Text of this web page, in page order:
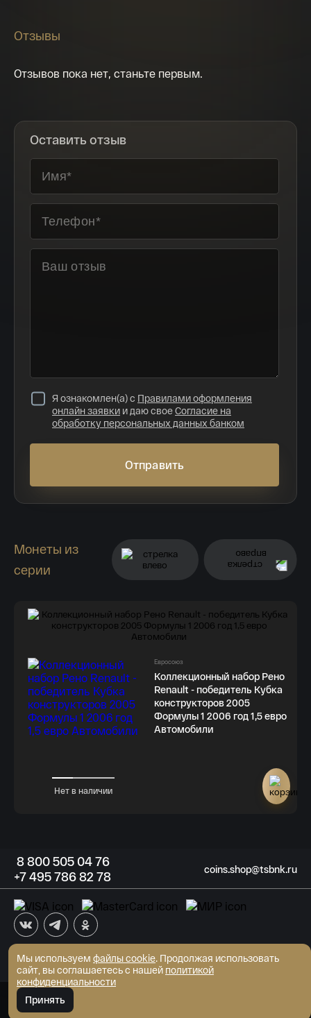
олицетворять собой ваш подарок. Любой
презент. Замечательным и самое главное оригинальным
монеты изготавливают из ценных металлов, что
обязательно подчеркнет как ваш статус, так и статус того,
кому ценная монета предназначена.
мы задумываемся над тем, что же купить в качестве
презента, в голову, как правило, приходят стандартные
то лучше забыть о ручках, блокнотах. А вручить то, что
Отзывы
Отзывов пока нет, станьте первым.
Оставить отзыв
Я ознакомлен(а) с Правилами оформления
онлайн заявки и даю своеСогласие на
обработку персональных данных банком
Отправить
Монеты из
серии
Нет в наличии
Евросоюз
Коллекционный набор Рено
Renault - победитель Кубка
конструкторов 2005
Формулы 1 2006 год 1,5 евро
Автомобили
8800 50504 76
+7495 78682 78 coins.shop@tsbnk.ru
АКБ "Трансстройбанк" (АО)
Генеральная лицензия ЦБ РФ №2807 от 02.06.2015
© Интернет-магазин монет 2026
Развитие сайта - MediaMint
Мы используем файлы cookie. Продолжая использовать
сайт, вы соглашаетесь с нашей политикой
конфиденциальности
Принять